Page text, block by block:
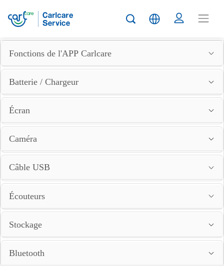
Fonctions de l'APP Carlcare
Batterie / Chargeur
Écran
Caméra
Câble USB
Écouteurs
Stockage
Bluetooth